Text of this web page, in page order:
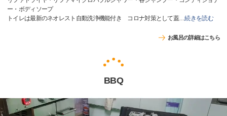
ー・ボディソープ
トイレは最新のネオレスト自動洗浄機能付き コロナ対策として蓋…続きを読む
お風呂の詳細はこちら
BBQ